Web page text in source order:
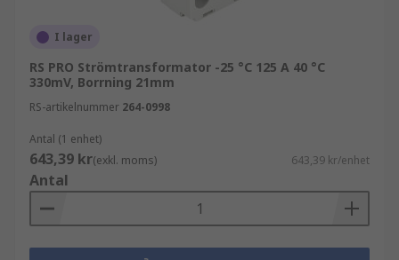
I lager
RS PRO Strömtransformator -25 °C 125 A 40 °C
330mV, Borrning 21mm
RS-artikelnummer 264-0998
Antal (1 enhet)
643,39 kr(exkl. moms) 643,39 kr/enhet
Antal